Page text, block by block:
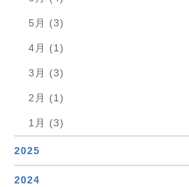
5月 (3)
4月 (1)
3月 (3)
2月 (1)
1月 (3)
2025
2024